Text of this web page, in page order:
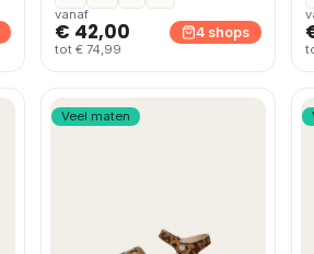
vanaf
€ 42,00
tot € 74,99
4 shops
Veel maten